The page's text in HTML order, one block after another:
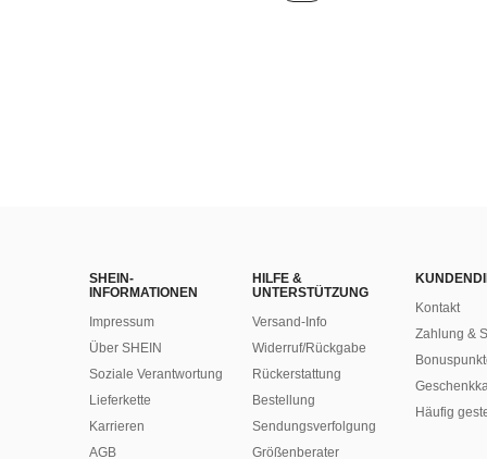
SHEIN-
INFORMATIONEN
Impressum
Über SHEIN
Soziale Verantwortung
Lieferkette
Karrieren
AGB
HILFE &
UNTERSTÜTZUNG
Versand-Info
Widerruf/Rückgabe
Rückerstattung
Bestellung
Sendungsverfolgung
Größenberater
Kontakt
Zahlung &
Häufig